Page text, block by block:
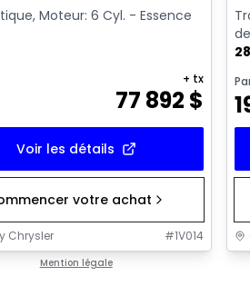
Moteur: 6 Cyl. - Essence
77 892 $
+ tx
Voir les détails
votre achat
Chrysler #1V014
Mention légale